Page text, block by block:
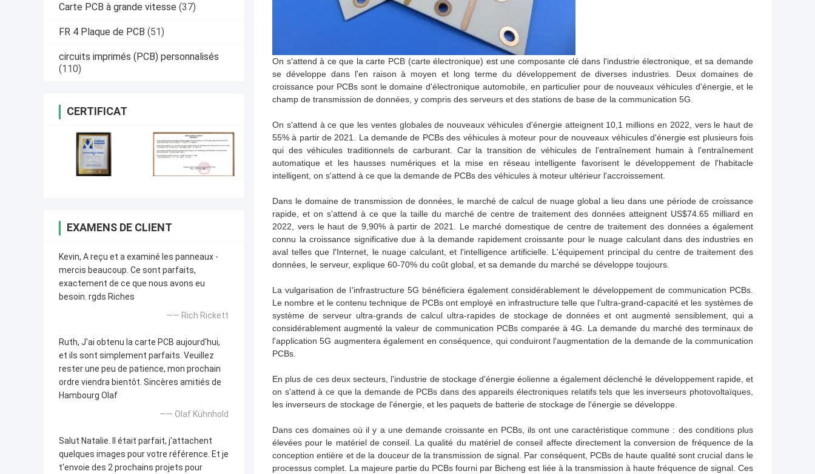
Carte PCB à grande vitesse (37)
FR 4 Plaque de PCB (51)
circuits imprimés (PCB) personnalisés
(110)
CERTIFICAT
EXAMENS DE CLIENT
Kevin, A reçu et a examiné les panneaux -
mercis beaucoup. Ce sont parfaits,
exactement de ce que nous avons eu
besoin. rgds Riches
—— Rich Rickett
Ruth, J'ai obtenu la carte PCB aujourd'hui,
et ils sont simplement parfaits. Veuillez
rester une peu de patience, mon prochain
ordre viendra bientôt. Sincères amitiés de
Hambourg Olaf
—— Olaf Kühnhold
Salut Natalie. Il était parfait, j'attachent
quelques images pour votre référence. Et je
t'envoie des 2 prochains projets pour
On s'attend à ce que la carte PCB (carte électronique) est une composante clé dans l'industrie électronique, et sa demande
se développe dans l'en raison à moyen et long terme du développement de diverses industries. Deux domaines de
croissance pour PCBs sont le domaine d'électronique automobile, en particulier pour de nouveaux véhicules d'énergie, et le
champ de transmission de données, y compris des serveurs et des stations de base de la communication 5G.
On s'attend à ce que les ventes globales de nouveaux véhicules d'énergie atteignent 10,1 millions en 2022, vers le haut de
55% à partir de 2021. La demande de PCBs des véhicules à moteur pour de nouveaux véhicules d'énergie est plusieurs fois
qui des véhicules traditionnels de carburant. Car la transition de véhicules de l'entraînement humain à l'entraînement
automatique et les hausses numériques et la mise en réseau intelligente favorisent le développement de l'habitacle
intelligent, on s'attend à ce que la demande de PCBs des véhicules à moteur ultérieur l'accroissement.
Dans le domaine de transmission de données, le marché de calcul de nuage global a lieu dans une période de croissance
rapide, et on s'attend à ce que la taille du marché de centre de traitement des données atteignent US$74.65 milliard en
2022, vers le haut de 9,90% à partir de 2021. Le marché domestique de centre de traitement des données a également
connu la croissance significative due à la demande rapidement croissante pour le nuage calculant dans des industries en
aval telles que l'Internet, le nuage calculant, et l'intelligence artificielle. L'équipement principal du centre de traitement des
données, le serveur, explique 60-70% du coût global, et sa demande du marché se développe toujours.
La vulgarisation de l'infrastructure 5G bénéficiera également considérablement le développement de communication PCBs.
Le nombre et le contenu technique de PCBs ont employé en infrastructure telle que l'ultra-grand-capacité et les systèmes de
système de serveur ultra-grands de calcul ultra-rapides de stockage de données et ont augmenté sensiblement, qui a
considérablement augmenté la valeur de communication PCBs comparée à 4G. La demande du marché des terminaux de
l'application 5G augmentera également en conséquence, qui conduiront l'augmentation de la demande de la communication
PCBs.
En plus de ces deux secteurs, l'industrie de stockage d'énergie éolienne a également déclenché le développement rapide, et
on s'attend à ce que la demande de PCBs dans des appareils électroniques relatifs tels que les inverseurs photovoltaïques,
les inverseurs de stockage de l'énergie, et les paquets de batterie de stockage de l'énergie se développe.
Dans ces domaines où il y a une demande croissante en PCBs, ils ont une caractéristique commune : des conditions plus
élevées pour le matériel de conseil. La qualité du matériel de conseil affecte directement la conversion de fréquence de la
conception entière et de la douceur de la transmission de signal. Par conséquent, PCBs de haute qualité sont crucial dans le
processus complet. La majeure partie du PCBs fourni par Bicheng est liée à la transmission à haute fréquence de signal. Ces